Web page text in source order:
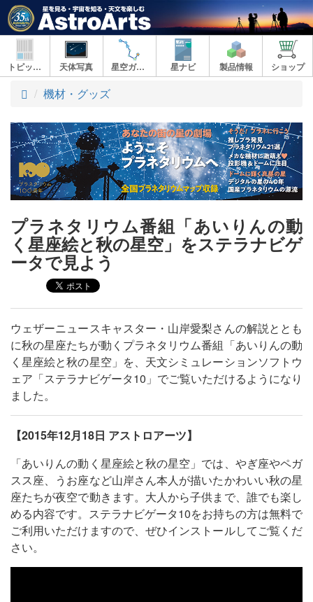
トピックス 天体写真 星空ガイド 星ナビ 製品情報 ショップ
ト
プ
機材・グッズ
プラネタリウム番組「あいりんの動
く星座絵と秋の星空」をステラナビゲ
ータで見よう
ウェザーニュースキャスター・山岸愛梨さんの解説ととも
に秋の星座たちが動くプラネタリウム番組「あいりんの動
く星座絵と秋の星空」を、天文シミュレーションソフトウ
ェア「ステラナビゲータ10」でご覧いただけるようになり
ました。
【2015年12月18日 アストロアーツ】
「あいりんの動く星座絵と秋の星空」では、やぎ座やペガ
スス座、うお座など山岸さん本人が描いたかわいい秋の星
座たちが夜空で動きます。大人から子供まで、誰でも楽し
める内容です。ステラナビゲータ10をお持ちの方は無料で
ご利用いただけますので、ぜひインストールしてご覧くだ
さい。